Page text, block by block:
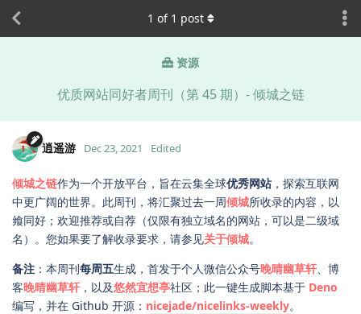
资源
优质网站同好者周刊（第 45 期）- 倾城之链
1 of 1 post
逍遥游 Dec 23, 2021 Edited
倾城之链作为一个开放平台，旨在云集全球优秀网站 ，探索互联网
中更广阔的世界。此周刊，将汇聚过去一周倾城所收录的内容，以
飨同好；欢迎推荐或自荐（仅限有独立域名的网站，可以是二级域
名）。您如果要了解收录要求，请参见关于倾城。
备注 ：本周刊每周五生成，首发于个人微信公众号晚晴幽草轩 、博
客晚晴幽草轩 ，以及悠然宜想亭社区；此一键生成脚本基于 Deno
编写，并在 Github 开源： nicejade/nicelinks-weekly。